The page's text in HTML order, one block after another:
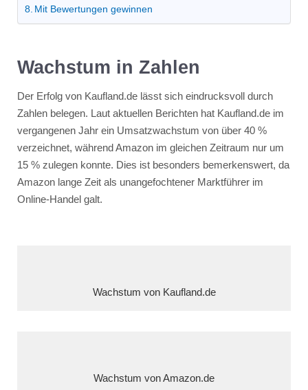
Mit Bewertungen gewinnen
Wachstum in Zahlen
Der Erfolg von Kaufland.de lässt sich eindrucksvoll durch
Zahlen belegen. Laut aktuellen Berichten hat Kaufland.de im
vergangenen Jahr ein Umsatzwachstum von über 40 %
verzeichnet, während Amazon im gleichen Zeitraum nur um
15 % zulegen konnte. Dies ist besonders bemerkenswert, da
Amazon lange Zeit als unangefochtener Marktführer im
Online-Handel galt.
Wachstum von Kaufland.de
Wachstum von Amazon.de